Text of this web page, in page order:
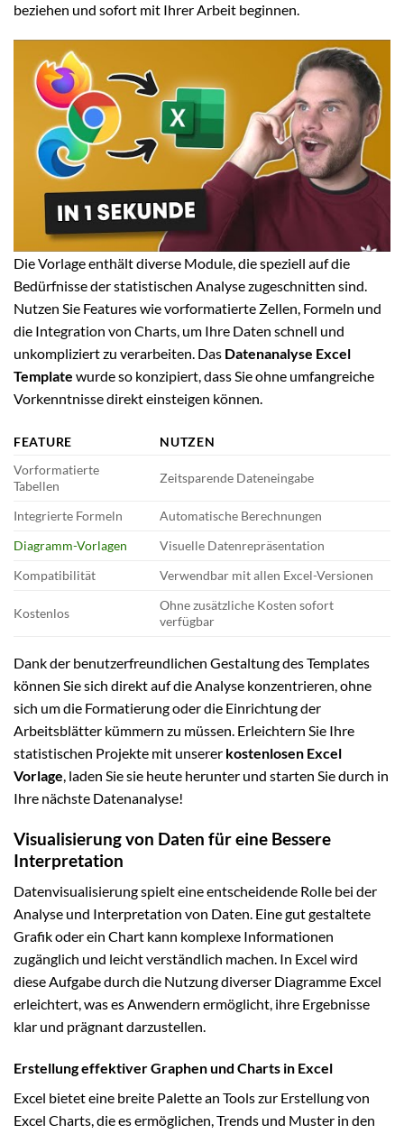
beziehen und sofort mit Ihrer Arbeit beginnen.
Die Vorlage enthält diverse Module, die speziell auf die
Bedürfnisse der statistischen Analyse zugeschnitten sind.
Nutzen Sie Features wie vorformatierte Zellen, Formeln und
die Integration von Charts, um Ihre Daten schnell und
unkompliziert zu verarbeiten. Das Datenanalyse Excel
Template wurde so konzipiert, dass Sie ohne umfangreiche
Vorkenntnisse direkt einsteigen können.
FEATURE
NUTZEN
Vorformatierte
Tabellen
Zeitsparende Dateneingabe
Integrierte Formeln
Automatische Berechnungen
Diagramm-Vorlagen
Visuelle Datenrepräsentation
Kompatibilität
Verwendbar mit allen Excel-Versionen
Kostenlos
Ohne zusätzliche Kosten sofort
verfügbar
Dank der benutzerfreundlichen Gestaltung des Templates
können Sie sich direkt auf die Analyse konzentrieren, ohne
sich um die Formatierung oder die Einrichtung der
Arbeitsblätter kümmern zu müssen. Erleichtern Sie Ihre
statistischen Projekte mit unserer kostenlosen Excel
Vorlage, laden Sie sie heute herunter und starten Sie durch in
Ihre nächste Datenanalyse!
Visualisierung von Daten für eine Bessere
Interpretation
Datenvisualisierung spielt eine entscheidende Rolle bei der
Analyse und Interpretation von Daten. Eine gut gestaltete
Grafik oder ein Chart kann komplexe Informationen
zugänglich und leicht verständlich machen. In Excel wird
diese Aufgabe durch die Nutzung diverser Diagramme Excel
erleichtert, was es Anwendern ermöglicht, ihre Ergebnisse
klar und prägnant darzustellen.
Erstellung effektiver Graphen und Charts in Excel
Excel bietet eine breite Palette an Tools zur Erstellung von
Excel Charts, die es ermöglichen, Trends und Muster in den